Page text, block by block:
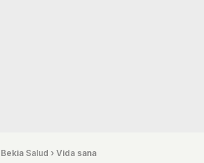
Bekia Salud › Vida sana